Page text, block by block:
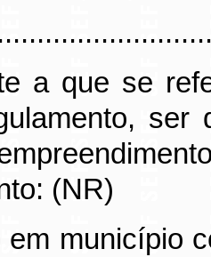
a que se
(NR)
em município